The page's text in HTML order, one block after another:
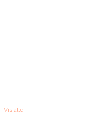
Vis alle